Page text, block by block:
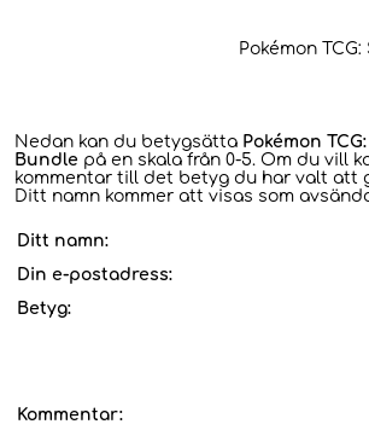
Pokémon
Nedan kan du betygsätta Pokémon
Bundle på en skala från 0-5. Om du vill
kommentar till det betyg du har valt att
Ditt namn kommer att visas som
Ditt namn:
Din e-postadress:
Betyg:
Kommentar: